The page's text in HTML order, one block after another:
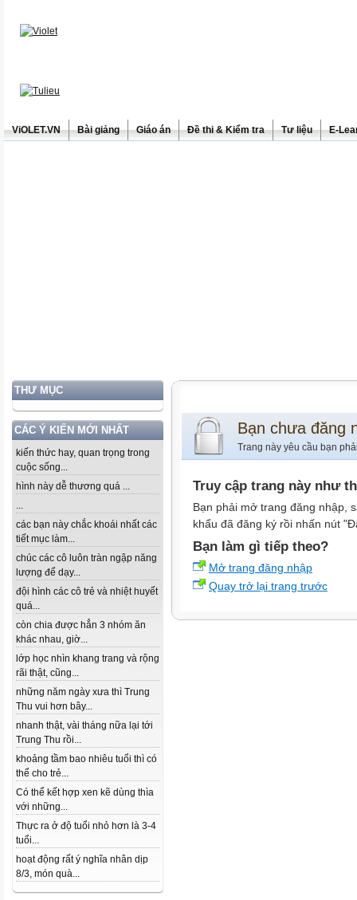
ViOLET.VN Bài giảng Giáo án Đề thi & Kiểm tra Tư liệu E-
THƯ MỤC
CÁC Ý KIẾN MỚI NHẤT
kiến thức hay, quan trọng trong
cuộc sống...
hình này dễ thương quá ...
...
các bạn này chắc khoái nhất các
tiết mục làm...
chúc các cô luôn tràn ngập năng
lượng để dạy...
đội hình các cô trẻ và nhiệt huyết
quá...
còn chia được hẳn 3 nhóm ăn
khác nhau, giờ...
lớp học nhìn khang trang và rộng
rãi thật, cũng...
những năm ngày xưa thì Trung
Thu vui hơn bây...
nhanh thật, vài tháng nữa lại tới
Trung Thu rồi...
khoảng tầm bao nhiêu tuổi thì có
thể cho trẻ...
Có thể kết hợp xen kẽ dùng thìa
với những...
Thực ra ở độ tuổi nhỏ hơn là 3-4
tuổi...
hoạt động rất ý nghĩa nhân dịp
8/3, món quà...
Bạn chưa đăng
Trang này yêu cầu bạn
Truy cập trang này như
Bạn phải mở trang đăng nhập,
khẩu đã đăng ký rồi nhấn nút
Bạn làm gì tiếp theo?
Mở trang đăng nhập
Quay trở lại trang trước